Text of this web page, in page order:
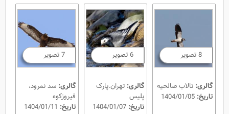
8 تصویر
گالری: تالاب صالحیه
تاریخ:
6 تصویر
گالری: تهران.پارک
پلیس
تاریخ:
7 تصویر
گالری: سد نمرود،
فیروزکوه
تاریخ: